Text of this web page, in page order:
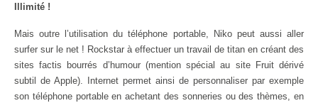
Illimité !
Mais outre l’utilisation du téléphone portable, Niko peut aussi aller
surfer sur le net ! Rockstar à effectuer un travail de titan en créant des
sites factis bourrés d’humour (mention spécial au site Fruit dérivé
subtil de Apple). Internet permet ainsi de personnaliser par exemple
son téléphone portable en achetant des sonneries ou des thèmes, en